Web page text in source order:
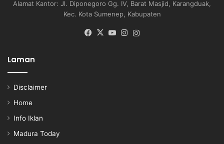
Alamat Kantor: Jl. Diponegoro Gg. IV, Barat Masjid, Karangduak,
Kec. Kota Sumenep, Kabupaten
Facebook
X YouTubeInstagram
Laman
Disclaimer
Home
Info Iklan
Madura Today